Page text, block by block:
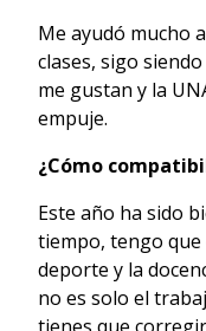
Me ayudó mucho
clases, sigo
me gustan y la
empuje.
¿Cómo
Este año ha sido
tiempo, tengo
deporte y la
no es solo el
tienes que